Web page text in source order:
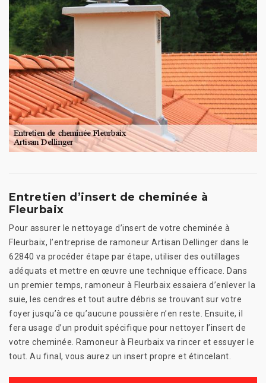
Entretien d’insert de cheminée à
Fleurbaix
Pour assurer le nettoyage d’insert de votre cheminée à
Fleurbaix, l’entreprise de ramoneur Artisan Dellinger dans le
62840 va procéder étape par étape, utiliser des outillages
adéquats et mettre en œuvre une technique efficace. Dans
un premier temps, ramoneur à Fleurbaix essaiera d’enlever la
suie, les cendres et tout autre débris se trouvant sur votre
foyer jusqu’à ce qu’aucune poussière n’en reste. Ensuite, il
fera usage d’un produit spécifique pour nettoyer l’insert de
votre cheminée. Ramoneur à Fleurbaix va rincer et essuyer le
tout. Au final, vous aurez un insert propre et étincelant.